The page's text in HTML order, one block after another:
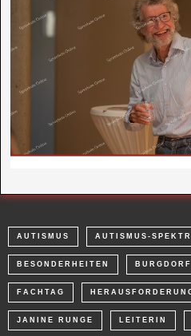
AUTISMUS AUTISMUS-
BESONDERHEITEN
FACHTAG
JANINE RUNGE LEITERIN